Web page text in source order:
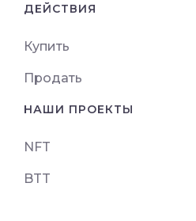
ДЕЙСТВИЯ
Купить
Продать
НАШИ ПРОЕКТЫ
NFT
BTT